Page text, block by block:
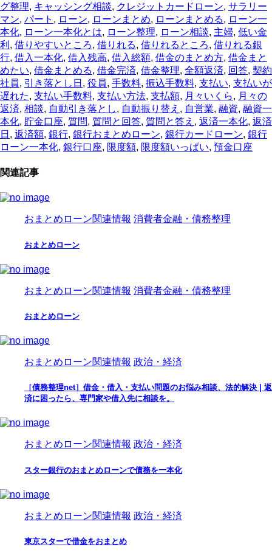
グ整理, キャッシング相談, クレジットカードローン, サラリー
マン, パート , ローン, ローンまとめ, ローンまとめる, ローン一
本化, ローン一本化とは, ローン整理, ローン相談, 主婦, 低い金
利 , 借りやすいところ, 借りれる, 借りれるところ, 借りれる銀
行, 借入一本化, 借入残高, 借入総額, 借金のまとめ方, 借金まと
めたい, 借金まとめる, 借金完済, 借金整理, 全額返済, 回答, 契約
社員, 引き落とし日 , 役員, 手数料, 振込手数料, 支払い, 支払いが
遅れた, 支払い手数料, 支払い方法, 支払額, 月々いくら, 月々の
返済, 相談, 自動引き落とし, 自動振り替え , 自営業, 融資, 融資一
本化, 貯金口座, 質問, 質問と回答, 質問と答え , 返済一本化, 返済
日 , 返済額, 銀行, 銀行おまとめローン, 銀行カードローン, 銀行
ローン一本化, 銀行口座, 限度額, 限度額いっぱい, 預金口座
関連記事
おまとめローン関連情報 消費者金融・債務整理
おまとめローン
おまとめローン関連情報 消費者金融・債務整理
おまとめローン
おまとめローン関連情報 政治・経済
［債務整理net］借金・借入・支払い問題のお悩み相談、法的解決 | 返
済に困ったら、専門家や借入先に相談を。
おまとめローン関連情報 政治・経済
スター銀行のおまとめローンで債務を一本化
おまとめローン関連情報 政治・経済
東京スターで借金をおまとめ